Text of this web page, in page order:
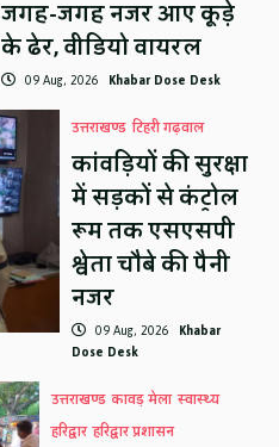
जगह-जगह नजर आए कूड़े
के ढेर, वीडियो वायरल
09 Aug, 2026 Khabar Dose Desk
उत्तराखण्ड टिहरी गढ़वाल
कांवड़ियों की सुरक्षा
में सड़कों से कंट्रोल
रूम तक एसएसपी
श्वेता चौबे की पैनी
नजर
09 Aug, 2026 Khabar
Dose Desk
उत्तराखण्ड कावड़ मेला स्वास्थ्य
हरिद्वार हरिद्वार प्रशासन